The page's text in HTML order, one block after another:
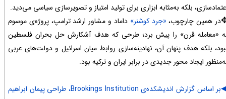
بلکه به‌مثابه ابزاری برای تولید امتیاز و تصویرسازی سیاسی می‌دید.
در همین چارچوب، «جرد کوشنر» داماد و مشاور ارشد ترامپ، پروژه‌ی موسوم
«معامله قرن» را پیش برد؛ طرحی که هدف آشکارش حل بحران فلسطین
بلکه هدف پنهان آن، نهادینه‌سازی روابط میان اسرائیل و دولت‌های عربی
ایجاد محور جدیدی در برابر ایران و ترکیه بود.
بر اساس گزارش اندیشکده‌ی Brookings Institution، طراحی پیمان ابراهیم